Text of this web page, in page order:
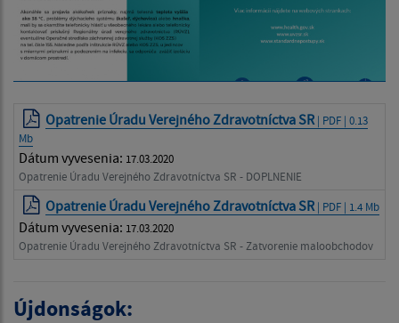
Opatrenie Úradu Verejného Zdravotníctva SR | PDF | 0.13
Mb
Dátum vyvesenia: 17.03.2020
Opatrenie Úradu Verejného Zdravotníctva SR - DOPLNENIE
Opatrenie Úradu Verejného Zdravotníctva SR | PDF | 1.4 Mb
Dátum vyvesenia: 17.03.2020
Opatrenie Úradu Verejného Zdravotníctva SR - Zatvorenie maloobchodov
Újdonságok: